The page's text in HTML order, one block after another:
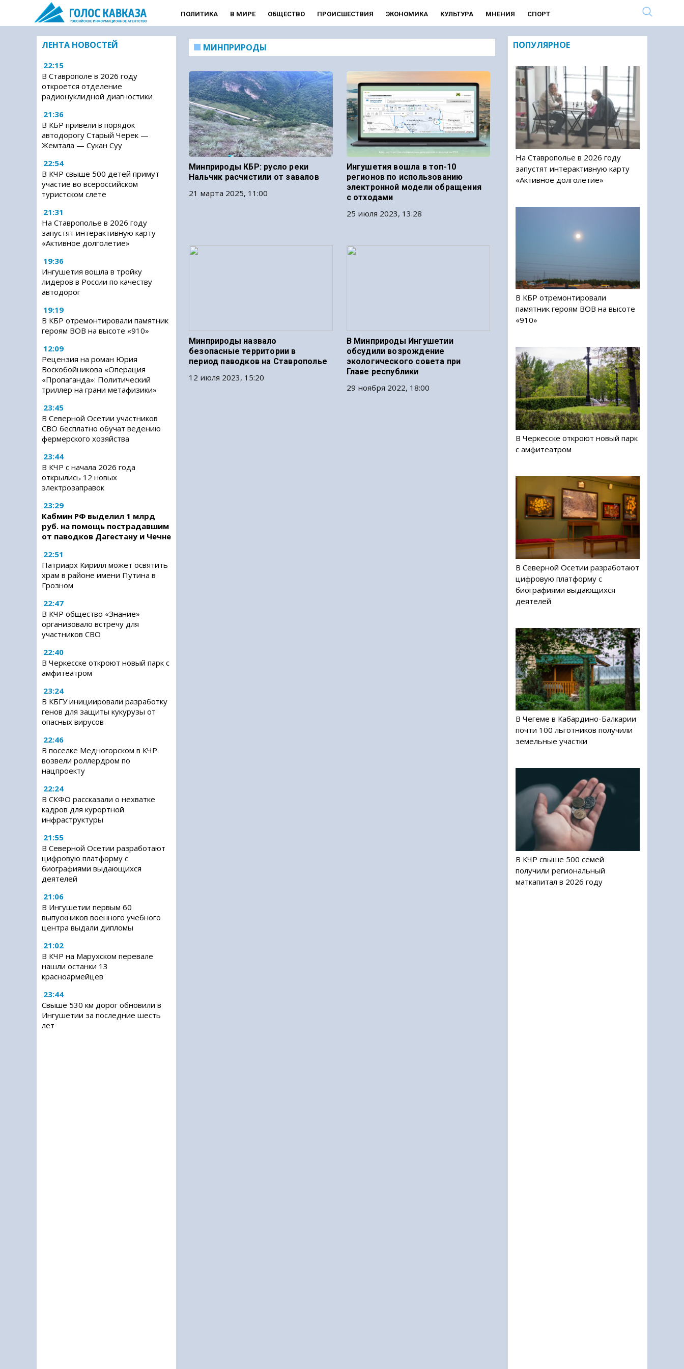
ПОЛИТИКА В МИРЕ ОБЩЕСТВО ПРОИСШЕСТВИЯ ЭКОНОМИКА КУЛЬТУРА МНЕНИЯ СПОРТ
ЛЕНТА НОВОСТЕЙ
22:15
В Ставрополе в 2026 году
откроется отделение
радионуклидной диагностики
21:36
В КБР привели в порядок
автодорогу Старый Черек —
Жемтала — Сукан Суу
22:54
В КЧР свыше 500 детей примут
участие во всероссийском
туристском слете
21:31
На Ставрополье в 2026 году
запустят интерактивную карту
«Активное долголетие»
19:36
Ингушетия вошла в тройку
лидеров в России по качеству
автодорог
19:19
В КБР отремонтировали памятник
героям ВОВ на высоте «910»
12:09
Рецензия на роман Юрия
Воскобойникова «Операция
«Пропаганда»: Политический
триллер на грани метафизики»
23:45
В Северной Осетии участников
СВО бесплатно обучат ведению
фермерского хозяйства
23:44
В КЧР с начала 2026 года
открылись 12 новых
электрозаправок
23:29
Кабмин РФ выделил 1 млрд
руб. на помощь пострадавшим
от паводков Дагестану и Чечне
22:51
Патриарх Кирилл может освятить
храм в районе имени Путина в
Грозном
22:47
В КЧР общество «Знание»
организовало встречу для
участников СВО
22:40
В Черкесске откроют новый парк с
амфитеатром
23:24
В КБГУ инициировали разработку
генов для защиты кукурузы от
опасных вирусов
22:46
В поселке Медногорском в КЧР
возвели роллердром по
нацпроекту
22:24
В СКФО рассказали о нехватке
кадров для курортной
инфраструктуры
21:55
В Северной Осетии разработают
цифровую платформу с
биографиями выдающихся
деятелей
21:06
В Ингушетии первым 60
выпускников военного учебного
центра выдали дипломы
21:02
В КЧР на Марухском перевале
нашли останки 13
красноармейцев
23:44
Свыше 530 км дорог обновили в
Ингушетии за последние шесть
лет
МИНПРИРОДЫ
Минприроды КБР: русло реки
Нальчик расчистили от завалов
21 марта 2025, 11:00
Ингушетия вошла в топ-10
регионов по использованию
электронной модели обращения
с отходами
25 июля 2023, 13:28
Минприроды назвало
безопасные территории в
период паводков на Ставрополье
12 июля 2023, 15:20
В Минприроды Ингушетии
обсудили возрождение
экологического совета при
Главе республики
29 ноября 2022, 18:00
ПОПУЛЯРНОЕ
На Ставрополье в 2026 году
запустят интерактивную карту
«Активное долголетие»
В КБР отремонтировали
памятник героям ВОВ на высоте
«910»
В Черкесске откроют новый парк
с амфитеатром
В Северной Осетии разработают
цифровую платформу с
биографиями выдающихся
деятелей
В Чегеме в Кабардино-Балкарии
почти 100 льготников получили
земельные участки
В КЧР свыше 500 семей
получили региональный
маткапитал в 2026 году